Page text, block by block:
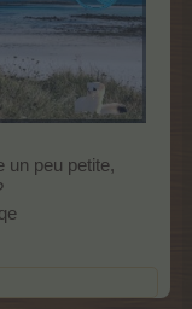
un peu petite,